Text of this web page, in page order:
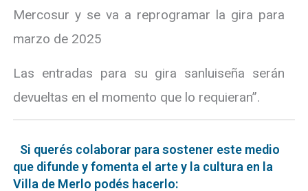
Mercosur y se va a reprogramar la gira para
marzo de 2025
Las entradas para su gira sanluiseña serán
devueltas en el momento que lo requieran”.
Si querés colaborar para sostener este medio
que difunde y fomenta el arte y la cultura en la
Villa de Merlo podés hacerlo: